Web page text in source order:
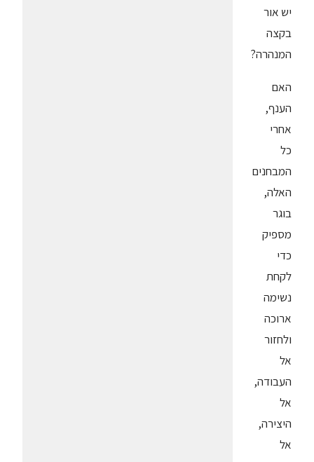
יש אור
בקצה
המנהרה?
האם
הענף,
אחרי
כל
המבחנים
האלה,
בוגר
מספיק
כדי
לקחת
נשימה
ארוכה
ולחזור
אל
העבודה,
אל
היצירה,
אל